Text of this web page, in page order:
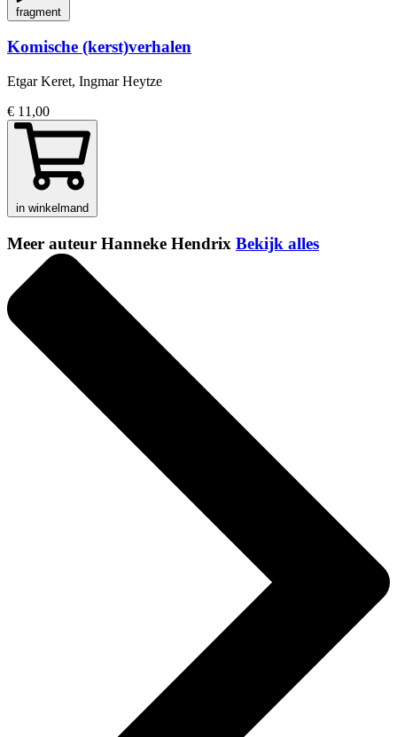
fragment
Komische (kerst)verhalen
Etgar Keret, Ingmar Heytze
€ 11,00
in winkelmand
Meer auteur Hanneke Hendrix Bekijk alles